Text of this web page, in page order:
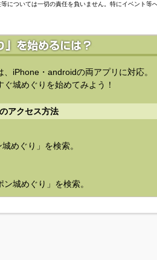
については一切の責任を負いません。特にイベント等
、iPhone・androidの両アプリに対応。
城めぐりを始めてみよう！
アクセス方法
めぐり」を検索。
城めぐり」を検索。